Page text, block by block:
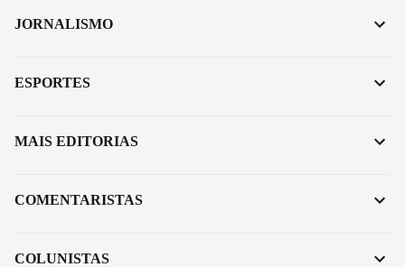
JORNALISMO
ESPORTES
MAIS EDITORIAS
COMENTARISTAS
COLUNISTAS